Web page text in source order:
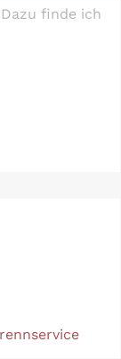
finde ich